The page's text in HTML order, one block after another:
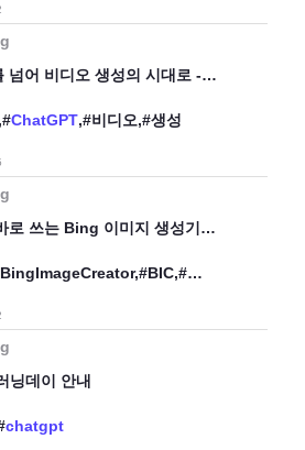
넘어 비디오 생성의 시대로 -
피디
ChatGPT,#비디오,#생성
로 쓰는 Bing 이미지 생성기
닝데이 안내
chatgpt